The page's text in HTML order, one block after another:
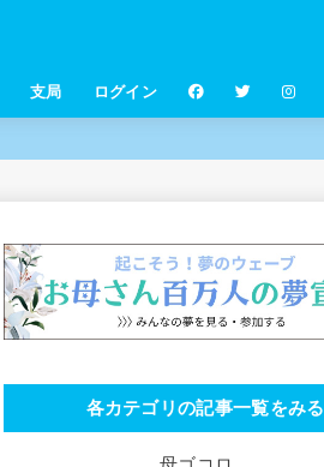
支局 ログイン
各カテゴリの記事一覧をみる